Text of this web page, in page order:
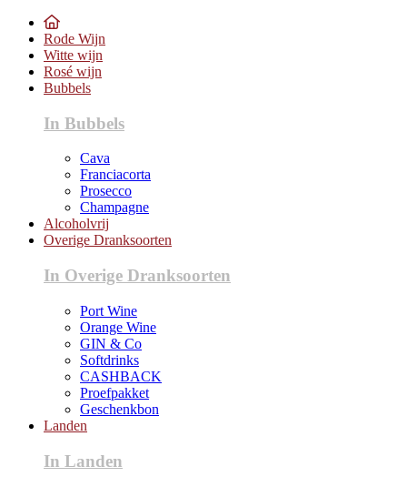
Rode Wijn
Witte wijn
Rosé wijn
Bubbels
In Bubbels
Cava
Franciacorta
Prosecco
Champagne
Alcoholvrij
Overige Dranksoorten
In Overige Dranksoorten
Port Wine
Orange Wine
GIN & Co
Softdrinks
CASHBACK
Proefpakket
Geschenkbon
Landen
In Landen